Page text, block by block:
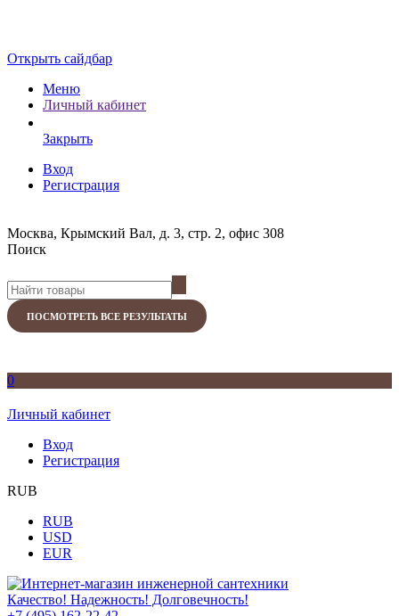
Открыть сайдбар
Меню
Личный кабинет
Закрыть
Вход
Регистрация
Москва, Крымский Вал, д. 3, стр. 2, офис 308
Поиск
ПОСМОТРЕТЬ ВСЕ РЕЗУЛЬТАТЫ
0
Личный кабинет
Вход
Регистрация
RUB
RUB
USD
EUR
Качество! Надежность! Долговечность!